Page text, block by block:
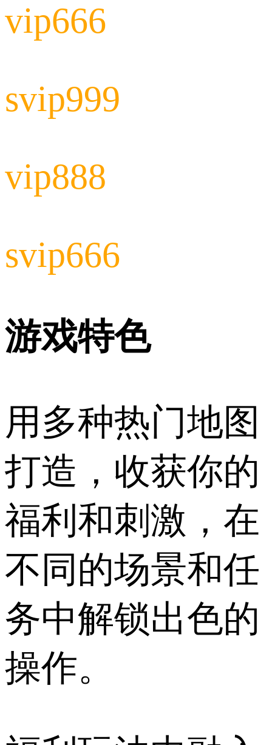
vip666
svip999
vip888
svip666
游戏特色
用多种热门地图
打造，收获你的
福利和刺激，在
不同的场景和任
务中解锁出色的
操作。